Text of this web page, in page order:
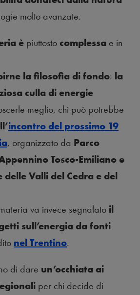
molto avanzate.
è piuttostocomplessa e in
la filosofia di fondo: la
culla di energie
meglio, chi può potrebbe
incontro del prossimo 19
, organizzato da Parco
Tosco-Emiliano e
delle Valli del Cedra e del
va invece segnalato il
sull’energia da fonti
nel Trentino.
di dare un’occhiata ai
per chi decide di